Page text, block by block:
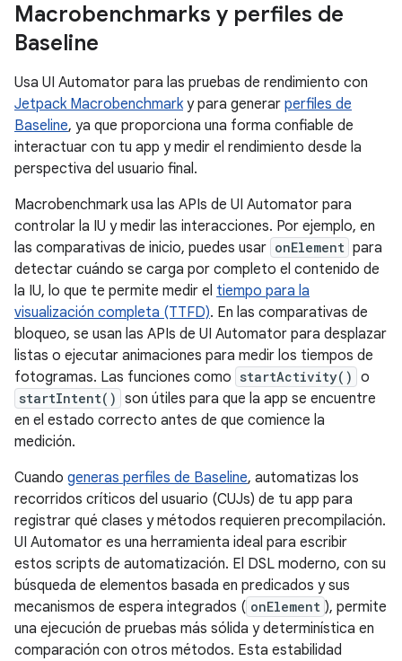
Macrobenchmarks y perfiles de
Baseline
Usa UI Automator para las pruebas de rendimiento con
Jetpack Macrobenchmarky para generar perfiles de
Baseline, ya que proporciona una forma confiable de
interactuar con tu app y medir el rendimiento desde la
perspectiva del usuario final.
Macrobenchmark usa las APIs de UI Automator para
controlar la IU y medir las interacciones. Por ejemplo, en
las comparativas de inicio, puedes usar onElement para
detectar cuándo se carga por completo el contenido de
la IU, lo que te permite medir el tiempo para la
visualización completa (TTFD). En las comparativas de
bloqueo, se usan las APIs de UI Automator para desplazar
listas o ejecutar animaciones para medir los tiempos de
fotogramas. Las funciones como startActivity() o
startIntent() son útiles para que la app se encuentre
en el estado correcto antes de que comience la
medición.
Cuando generas perfiles de Baseline, automatizas los
recorridos críticos del usuario (CUJs) de tu app para
registrar qué clases y métodos requieren precompilación.
UI Automator es una herramienta ideal para escribir
estos scripts de automatización. El DSL moderno, con su
búsqueda de elementos basada en predicados y sus
mecanismos de espera integrados ( onElement ), permite
una ejecución de pruebas más sólida y determinística en
comparación con otros métodos. Esta estabilidad